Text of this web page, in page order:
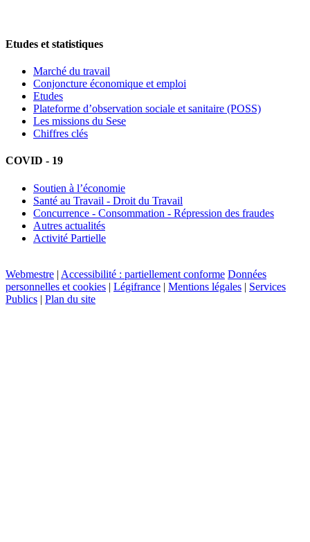
Etudes et statistiques
Marché du travail
Conjoncture économique et emploi
Etudes
Plateforme d’observation sociale et sanitaire (POSS)
Les missions du Sese
Chiffres clés
COVID - 19
Soutien à l’économie
Santé au Travail - Droit du Travail
Concurrence - Consommation - Répression des fraudes
Autres actualités
Activité Partielle
Webmestre | Accessibilité : partiellement conforme Données
personnelles et cookies | Légifrance | Mentions légales | Services
Publics | Plan du site